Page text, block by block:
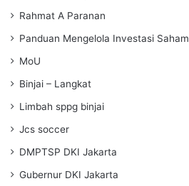
Rahmat A Paranan
Panduan Mengelola Investasi Saham
MoU
Binjai – Langkat
Limbah sppg binjai
Jcs soccer
DMPTSP DKI Jakarta
Gubernur DKI Jakarta